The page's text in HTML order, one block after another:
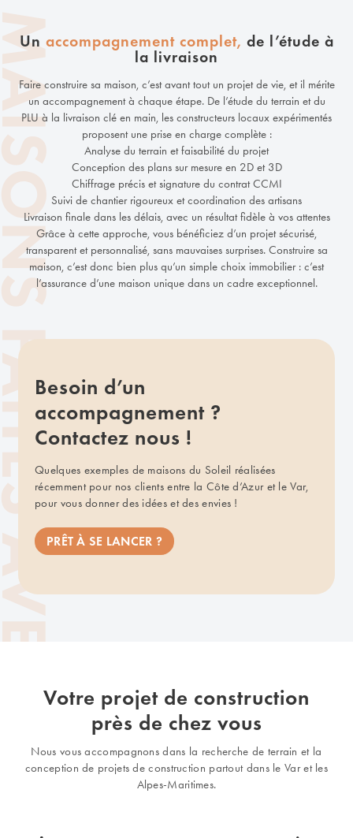
Un accompagnement complet, de l’étude à
la livraison
Faire construire sa maison, c’est avant tout un projet de vie, et il mérite
un accompagnement à chaque étape. De l’étude du terrain et du
PLU à la livraison clé en main, les constructeurs locaux expérimentés
proposent une prise en charge complète :
Analyse du terrain et faisabilité du projet
Conception des plans sur mesure en 2D et 3D
Chiffrage précis et signature du contrat CCMI
Suivi de chantier rigoureux et coordination des artisans
Livraison finale dans les délais, avec un résultat fidèle à vos attentes
Grâce à cette approche, vous bénéficiez d’un projet sécurisé,
transparent et personnalisé, sans mauvaises surprises. Construire sa
maison, c’est donc bien plus qu’un simple choix immobilier : c’est
l’assurance d’une maison unique dans un cadre exceptionnel.
Besoin d’un
accompagnement ?
Contactez nous !
Quelques exemples de maisons du Soleil réalisées
récemment pour nos clients entre la Côte d’Azur et le Var,
pour vous donner des idées et des envies !
PRÊT À SE LANCER ?
Votre projet de construction
près de chez vous
Nous vous accompagnons dans la recherche de terrain et la
conception de projets de construction partout dans le Var et les
Alpes-Maritimes.